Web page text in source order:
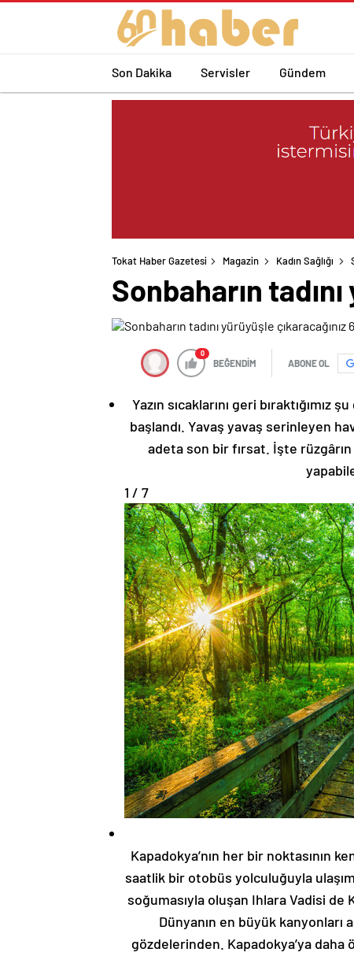
Son Dakika Servisler Gündem
Tokat Haber Gazetesi Magazin Kadın Sağlığı
Sonbaharın
0
BEĞENDİM ABONE OL
Yazın sıcaklarını geri
başlandı. Yavaş yavaş serinleyen
adeta son bir fırsat. İşte
1 / 7
Kapadokya’nın her bir noktasının
saatlik bir otobüs yolculuğuyla
soğumasıyla oluşan Ihlara Vadisi de
Dünyanın en büyük kanyonları
gözdelerinden. Kapadokya’ya daha